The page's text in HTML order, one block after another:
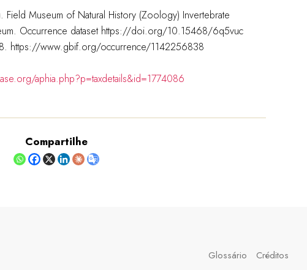
Museum of Natural History (Zoology) Invertebrate
Occurrence dataset https://doi.org/10.15468/6q5vuc
https://www.gbif.org/occurrence/1142256838
aphia.php?p=taxdetails&id=1774086
Compartilhe
Glossário Créditos